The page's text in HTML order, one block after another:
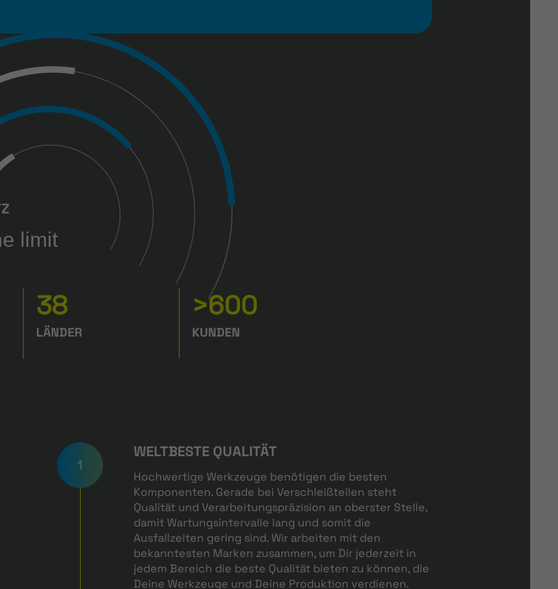
limit
38
LÄNDER
>600
KUNDEN
1
WELTBESTE QUALITÄT
Hochwertige Werkzeuge benötigen die besten
Komponenten. Gerade bei Verschleißteilen steht
Qualität und Verarbeitungspräzision an oberster Stelle,
damit Wartungsintervalle lang und somit die
Ausfallzeiten gering sind. Wir arbeiten mit den
bekanntesten Marken zusammen, um Dir jederzeit in
jedem Bereich die beste Qualität bieten zu können, die
Deine Werkzeuge und Deine Produktion verdienen.